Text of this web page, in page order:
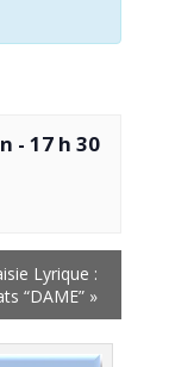
- 17 h 30
Lyrique :
“DAME” »